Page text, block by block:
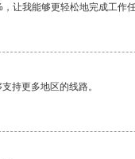
让我能够更轻松地完成工作任
持更多地区的线路。